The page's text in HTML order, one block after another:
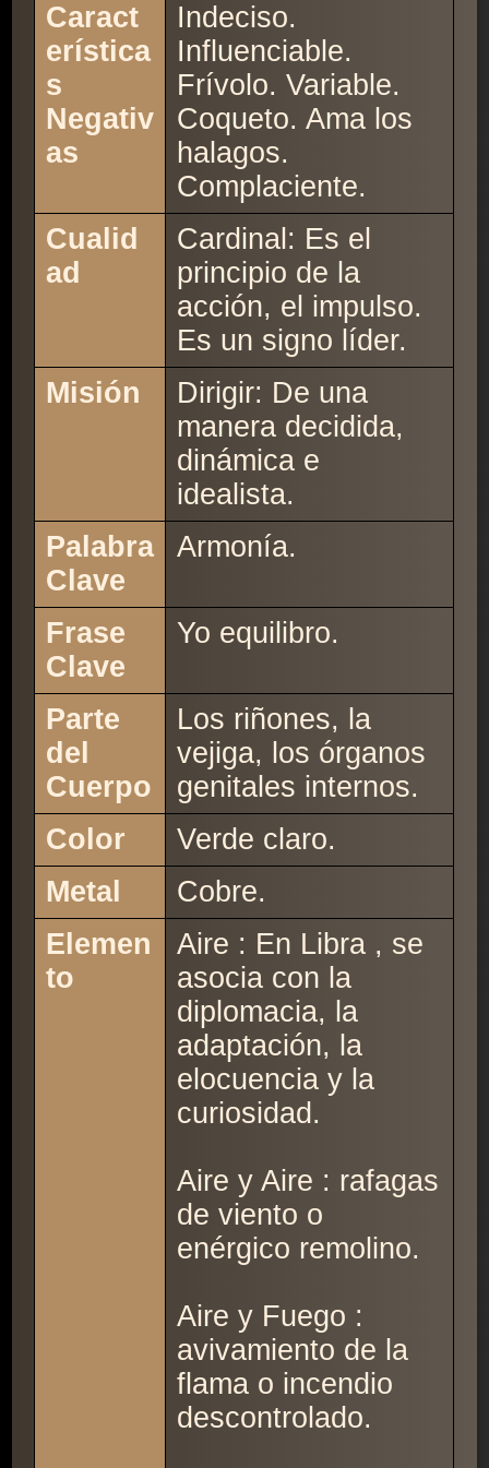
Caract
erística
s
Negativ
as
Indeciso.
Influenciable.
Frívolo. Variable.
Coqueto. Ama los
halagos.
Complaciente.
Cualid
ad
Cardinal: Es el
principio de la
acción, el impulso.
Es un signo líder.
Misión
Dirigir: De una
manera decidida,
dinámica e
idealista.
Palabra
Clave
Armonía.
Frase
Clave
Yo equilibro.
Parte
del
Cuerpo
Los riñones, la
vejiga, los órganos
genitales internos.
Color
Verde claro.
Metal
Cobre.
Elemen
to
Aire : En Libra , se
asocia con la
diplomacia, la
adaptación, la
elocuencia y la
curiosidad.
Aire y Aire : rafagas
de viento o
enérgico remolino.
Aire y Fuego :
avivamiento de la
flama o incendio
descontrolado.